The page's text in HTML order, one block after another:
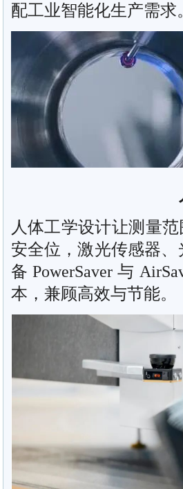
配工业智能化生产需求。
人体工学设计让测量
安全位，激光传感器
备 PowerSaver 与
本，兼顾高效与节能。